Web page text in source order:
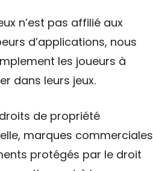
n’est pas affilié aux
d’applications, nous
les joueurs à
dans leurs jeux.
de propriété
marques commerciales
protégés par le droit